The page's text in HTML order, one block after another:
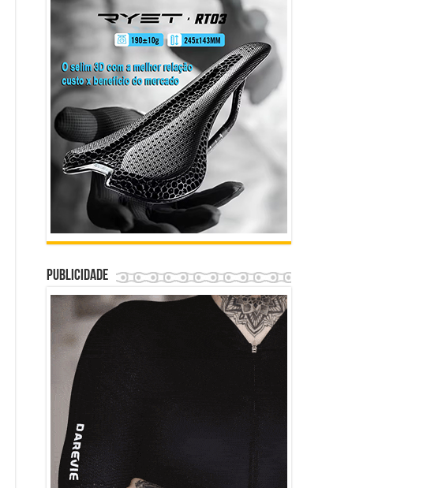
Publicidade